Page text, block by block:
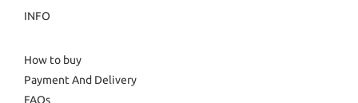
INFO
How to buy
Payment And Delivery
FAQs